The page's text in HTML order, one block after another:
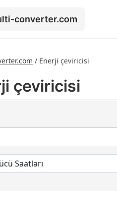
converter.com
/ Enerji çeviricisi
çeviricisi